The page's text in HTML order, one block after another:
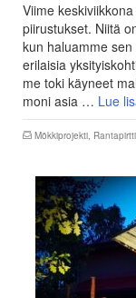
Viime
piirustukset. Niitä
kun haluamme
erilaisia
me toki käyneet
moni asia … Lue
Mökkiprojekti, Rantapirtti